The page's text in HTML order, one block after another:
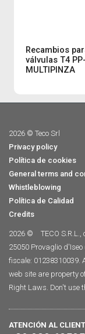
Recambios
válvulas T4
MULTIPINZA
2026 © Teco Srl
Privacy policy
Política de cookies
General terms and
Whistleblowing
Política de Calidad
Credits
2026 ©
TECO
25050 Provaglio
fiscale: 01238310039.
web site are property
Right Laws. Don't use
ATENCIÓN AL